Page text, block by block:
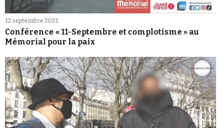
12 septembre 2021
Conférence « 11-Septembre et complotisme » au
Mémorial pour la paix